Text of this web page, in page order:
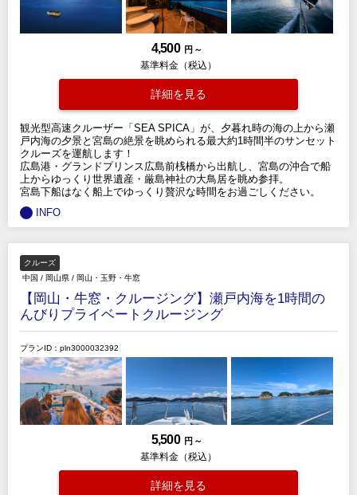
4,500 円 ～
基準料金（税込）
詳細を見る
観光型高速クルーザー「SEA SPICA」が、夕暮れ時の海の上から瀬
戸内海の夕景と宮島の絶景を眺められる最大約1時間半のサンセット
クルーズを運航します！
広島港・グランドプリンス広島前桟橋から出航し、宮島の沖合で船
上からゆっくり世界遺産・厳島神社の大鳥居を眺め参拝。
宮島下船はなく船上でゆっくり贅沢な時間をお過ごしください。
INFO
クルーズ
中国 / 岡山県 / 岡山・玉野・牛窓
【岡山・牛窓・クルージング】瀬戸内海を1時間の
んびりプライベートクルージング
プランID：pln3000032392
5,500 円 ～
基準料金（税込）
詳細を見る